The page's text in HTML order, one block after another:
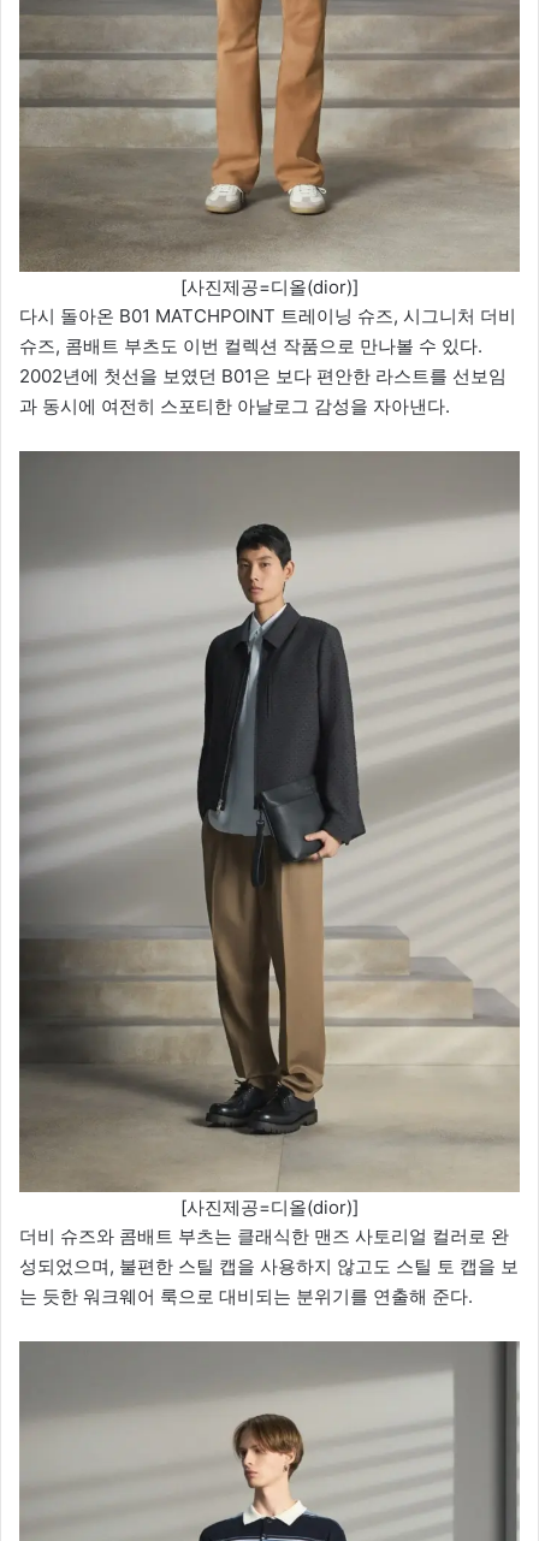
[사진제공=디올(dior)]
다시 돌아온 B01 MATCHPOINT 트레이닝 슈즈, 시그니처 더비
슈즈, 콤배트 부츠도 이번 컬렉션 작품으로 만나볼 수 있다.
2002년에 첫선을 보였던 B01은 보다 편안한 라스트를 선보임
과 동시에 여전히 스포티한 아날로그 감성을 자아낸다.
[사진제공=디올(dior)]
더비 슈즈와 콤배트 부츠는 클래식한 맨즈 사토리얼 컬러로 완
성되었으며, 불편한 스틸 캡을 사용하지 않고도 스틸 토 캡을 보
는 듯한 워크웨어 룩으로 대비되는 분위기를 연출해 준다.